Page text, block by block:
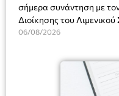
σήμερα συνάντηση με
Διοίκησης του
Ακτοφυλακής (Λ.Σ.-
06/08/2026